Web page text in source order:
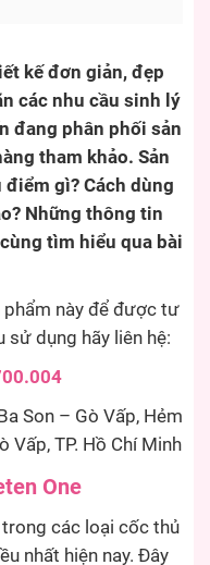
kế đơn giản, đẹp
các nhu cầu sinh lý
đang phân phối sản
tham khảo. Sản
gì? Cách dùng
Những thông tin
tìm hiểu qua bài
phẩm này để được tư
sử dụng hãy liên hệ:
Son – Gò Vấp, Hẻm
Vấp, TP. Hồ Chí Minh
One
các loại cốc thủ
nhất hiện nay. Đây